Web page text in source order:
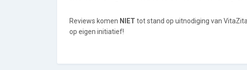
Reviews komen NIET tot stand op uitnodiging van
op eigen initiatief!